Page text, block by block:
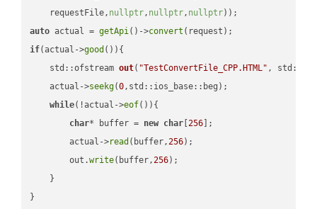
    requestFile,
nullptr, nullptr, nullptr))
auto actual = getApi()->convert
if(actual->good ()){
std::ofstream out( "TestConvertFile_CPP.HTML" ,
    actual->
seekg(0,std::ios_base::beg);
while(!actual->eof()){
char* buffer = new char [256 ];
        actual->
read (buffer,256);
        out.
write(buffer,256);
    }
}